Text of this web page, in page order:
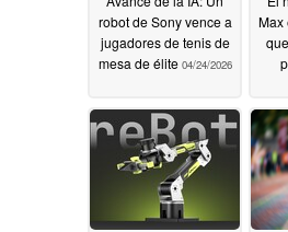
robot de Sony vence a
jugadores de tenis de
mesa de élite 04/24/2026
Max